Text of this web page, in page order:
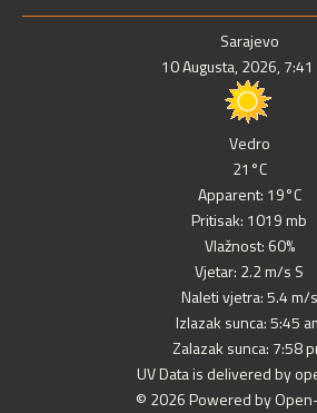
Sarajevo
10 Augusta, 2026, 7:41
Vedro
21°C
Apparent: 19°C
Pritisak: 1019 mb
Vlažnost: 60%
Vjetar: 2.2 m/s S
Naleti vjetra: 5.4 m/s
Izlazak sunca: 5:45
Zalazak sunca: 7:58
UV Data is delivered by
© 2026 Powered by